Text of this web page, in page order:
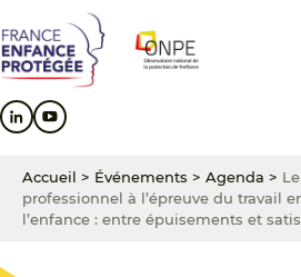
au
contenu
principal
au
menu
principal
au
pied
de
Accueil > Événements > Agenda >
professionnel à l’épreuve du travail
l’enfance : entre épuisements et